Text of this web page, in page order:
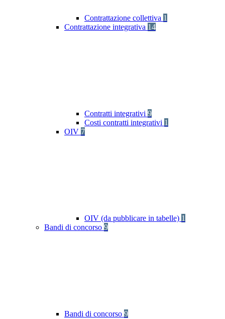
Contrattazione collettiva 1
Contrattazione integrativa 14
Contratti integrativi 9
Costi contratti integrativi 1
OIV 7
OIV (da pubblicare in tabelle) 1
Bandi di concorso 9
Bandi di concorso 9